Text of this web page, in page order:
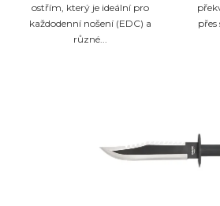
ostřím, který je ideální pro
každodenní nošení (EDC) a
různé...